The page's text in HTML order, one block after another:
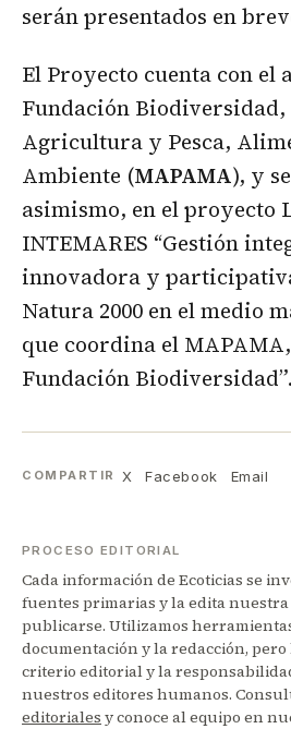
serán presentados en
El Proyecto cuenta con el
Fundación
Agricultura y Pesca,
Ambiente (MAPAMA), y
asimismo, en el proyecto
INTEMARES “Gestión
innovadora y
Natura 2000 en el medio
que coordina el
Fundación Biodiversidad”.
COMPARTIR X Facebook Email
PROCESO EDITORIAL
Cada información de Ecoticias se
fuentes primarias y la edita
publicarse. Utilizamos
documentación y la redacción,
criterio editorial y la
nuestros editores humanos.
editoriales y conoce al equipo en